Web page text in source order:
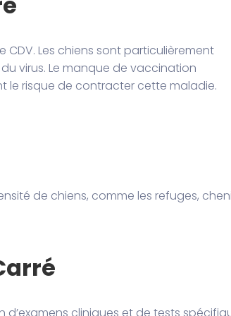
Les chiens sont particulièrement
virus. Le manque de vaccination
le risque de contracter cette maladie.
de chiens, comme les refuges,